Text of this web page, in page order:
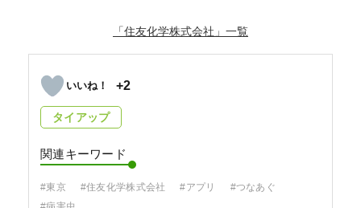
「住友化学株式会社」
+2
タイアップ
関連キーワード
#東京 #住友化学株式会社 #アプリ
#つなあぐ